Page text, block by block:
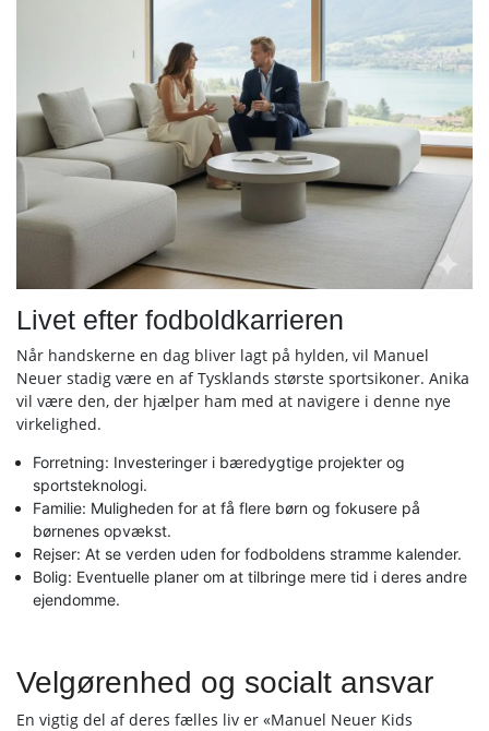
Livet efter fodboldkarrieren
Når handskerne en dag bliver lagt på hylden, vil Manuel
Neuer stadig være en af Tysklands største sportsikoner. Anika
vil være den, der hjælper ham med at navigere i denne nye
virkelighed.
Forretning: Investeringer i bæredygtige projekter og
sportsteknologi.
Familie: Muligheden for at få flere børn og fokusere på
børnenes opvækst.
Rejser: At se verden uden for fodboldens stramme kalender.
Bolig: Eventuelle planer om at tilbringe mere tid i deres andre
ejendomme.
Velgørenhed og socialt ansvar
En vigtig del af deres fælles liv er «Manuel Neuer Kids